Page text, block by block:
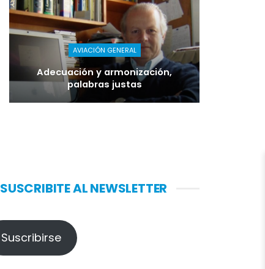
AVIACIÓN GENERAL
Adecuación y armonización,
palabras justas
SUSCRIBITE AL NEWSLETTER
Suscribirse